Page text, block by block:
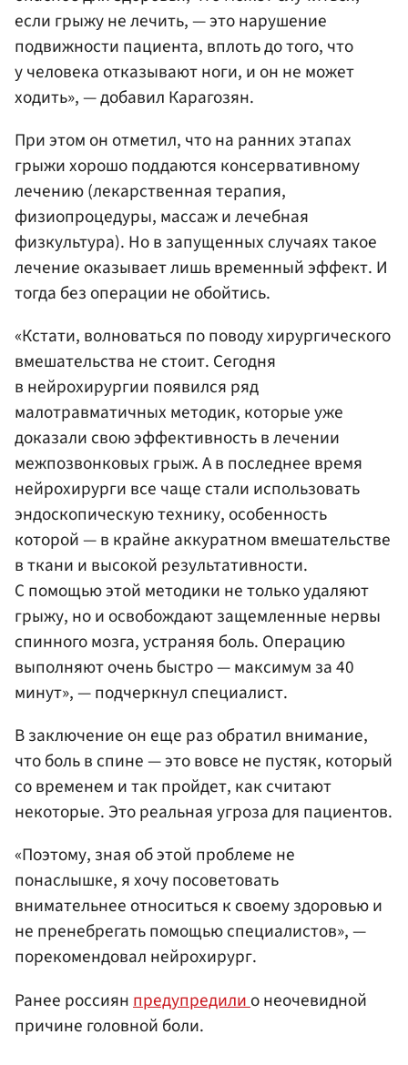
если грыжу не лечить, — это нарушение
подвижности пациента, вплоть до того, что
у человека отказывают ноги, и он не может
ходить», — добавил Карагозян.
При этом он отметил, что на ранних этапах
грыжи хорошо поддаются консервативному
лечению (лекарственная терапия,
физиопроцедуры, массаж и лечебная
физкультура). Но в запущенных случаях такое
лечение оказывает лишь временный эффект. И
тогда без операции не обойтись.
«Кстати, волноваться по поводу хирургического
вмешательства не стоит. Сегодня
в нейрохирургии появился ряд
малотравматичных методик, которые уже
доказали свою эффективность в лечении
межпозвонковых грыж. А в последнее время
нейрохирурги все чаще стали использовать
эндоскопическую технику, особенность
которой — в крайне аккуратном вмешательстве
в ткани и высокой результативности.
С помощью этой методики не только удаляют
грыжу, но и освобождают защемленные нервы
спинного мозга, устраняя боль. Операцию
выполняют очень быстро — максимум за 40
минут», — подчеркнул специалист.
В заключение он еще раз обратил внимание,
что боль в спине — это вовсе не пустяк, который
со временем и так пройдет, как считают
некоторые. Это реальная угроза для пациентов.
«Поэтому, зная об этой проблеме не
понаслышке, я хочу посоветовать
внимательнее относиться к своему здоровью и
не пренебрегать помощью специалистов», —
порекомендовал нейрохирург.
Ранее россиянпредупредилио неочевидной
причине головной боли.